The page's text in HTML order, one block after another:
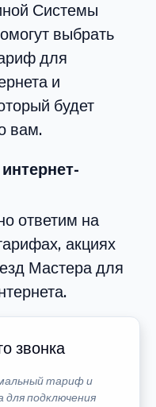
Системы
выбрать
для
и
будет
вам.
ответим на
акциях
Мастера для
звонка
тариф и
для подключения